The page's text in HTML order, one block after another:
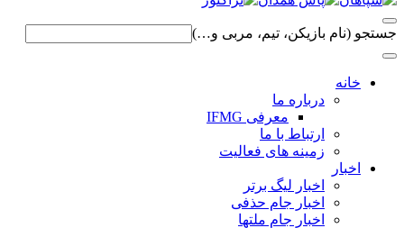
جستجو (نام بازیکن، تیم، مربی و…)
خانه
درباره ما
معرفی IFMG
ارتباط با ما
زمینه های فعالیت
اخبار
اخبار لیگ برتر
اخبار جام حذفی
اخبار جام ملتها